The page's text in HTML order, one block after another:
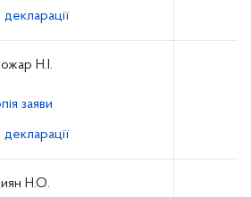
декларації
Н.І.
заяви
декларації
Н.О.